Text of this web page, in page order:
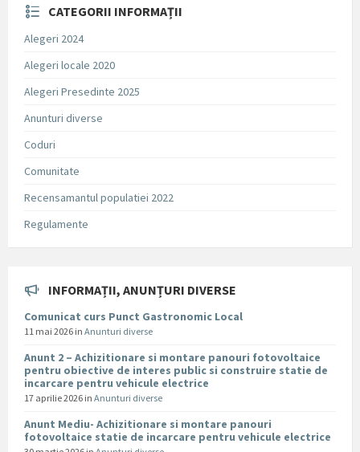
CATEGORII INFORMAȚII
Alegeri 2024
Alegeri locale 2020
Alegeri Presedinte 2025
Anunturi diverse
Coduri
Comunitate
Recensamantul populatiei 2022
Regulamente
INFORMAȚII, ANUNȚURI DIVERSE
Comunicat curs Punct Gastronomic Local
11 mai 2026 in Anunturi diverse
Anunt 2 – Achizitionare si montare panouri fotovoltaice
pentru obiective de interes public si construire statie de
incarcare pentru vehicule electrice
17 aprilie 2026 in Anunturi diverse
Anunt Mediu- Achizitionare si montare panouri
fotovoltaice statie de incarcare pentru vehicule electrice